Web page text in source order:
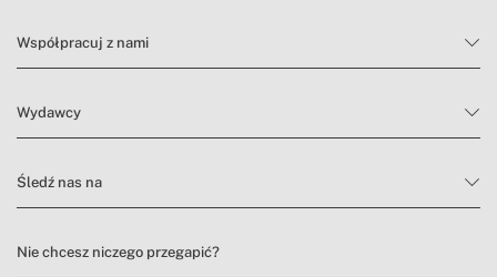
Współpracuj z nami
Wydawcy
Śledź nas na
Nie chcesz niczego przegapić?